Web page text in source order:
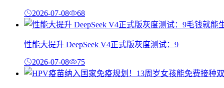
2026-07-08 68
性能大提升 DeepSeek V4正式版灰度测试：9
2026-07-08 75